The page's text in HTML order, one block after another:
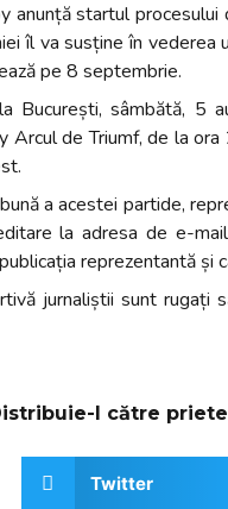
anunță startul
îl va susține în
pe 8 septembrie.
București, sâmbătă, 5
Arcul de Triumf, de la
a acestei partide,
la adresa de e-
reprezentantă
jurnaliștii sunt
l către
Twitter